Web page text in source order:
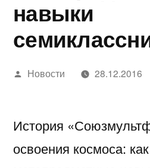
навыки
Написано
Новости 28.12.2016
История
освоения космоса: